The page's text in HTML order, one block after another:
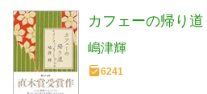
カフェーの帰り道
嶋津輝
6241